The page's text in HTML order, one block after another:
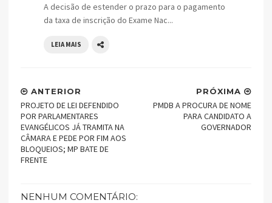
A decisão de estender o prazo para o pagamento
da taxa de inscrição do Exame Nac...
LEIA MAIS
PRÓXIMA
PMDB A PROCURA DE NOME
PARA CANDIDATO A
GOVERNADOR
ANTERIOR
PROJETO DE LEI DEFENDIDO
POR PARLAMENTARES
EVANGÉLICOS JÁ TRAMITA NA
CÂMARA E PEDE POR FIM AOS
BLOQUEIOS; MP BATE DE
FRENTE
NENHUM COMENTÁRIO: